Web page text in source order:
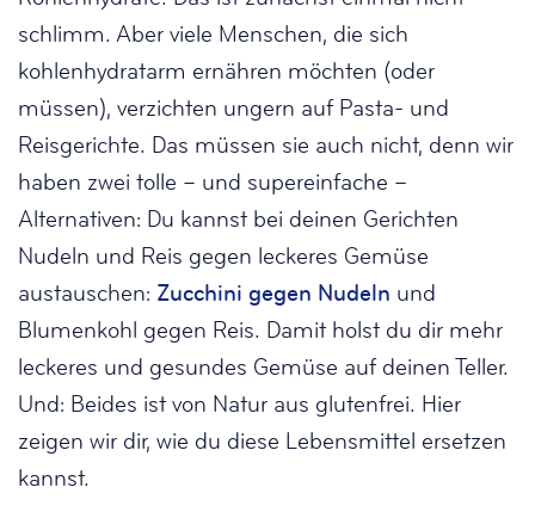
schlimm. Aber viele Menschen, die sich
kohlenhydratarm ernähren möchten (oder
müssen), verzichten ungern auf Pasta- und
Reisgerichte. Das müssen sie auch nicht, denn wir
haben zwei tolle – und supereinfache –
Alternativen: Du kannst bei deinen Gerichten
Nudeln und Reis gegen leckeres Gemüse
austauschen: Zucchini gegen Nudeln und
Blumenkohl gegen Reis. Damit holst du dir mehr
leckeres und gesundes Gemüse auf deinen Teller.
Und: Beides ist von Natur aus glutenfrei. Hier
zeigen wir dir, wie du diese Lebensmittel ersetzen
kannst.